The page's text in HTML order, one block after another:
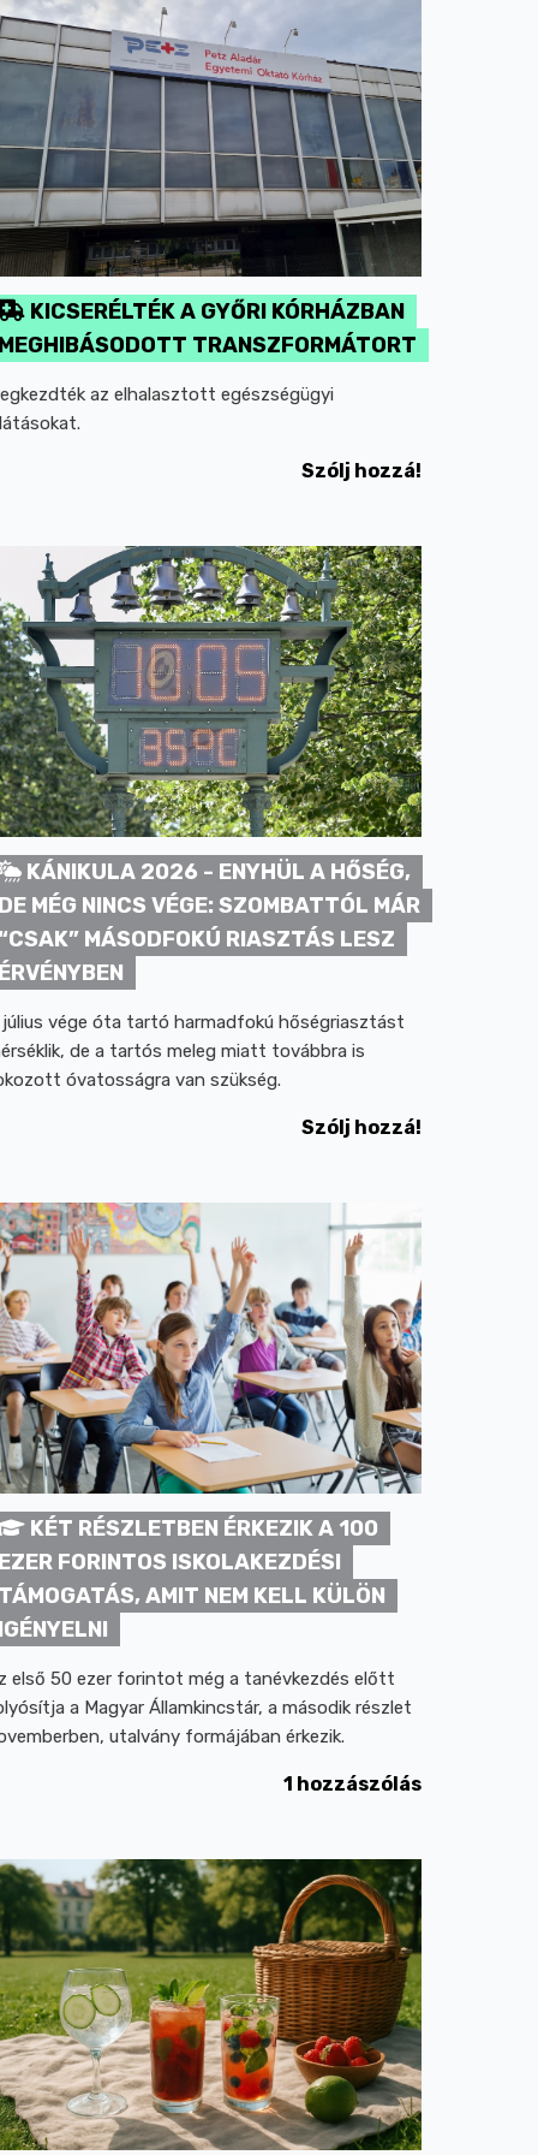
KICSERÉLTÉK A GYŐRI KÓRHÁZBAN
TRANSZFORMÁTORT
az elhalasztott egészségügyi
Szólj hozzá!
KÁNIKULA 2026 - ENYHÜL A HŐSÉG,
MÉG NINCS VÉGE: SZOMBATTÓL MÁR
MÁSODFOKÚ RIASZTÁS LESZ
vége óta tartó harmadfokú hőségriasztást
de a tartós meleg miatt továbbra is
óvatosságra van szükség.
Szólj hozzá!
KÉT RÉSZLETBEN ÉRKEZIK A 100
FORINTOS ISKOLAKEZDÉSI
AMIT NEM KELL KÜLÖN
első 50 ezer forintot még a tanévkezdés előtt
a Magyar Államkincstár, a második részlet
utalvány formájában érkezik.
1 hozzászólás